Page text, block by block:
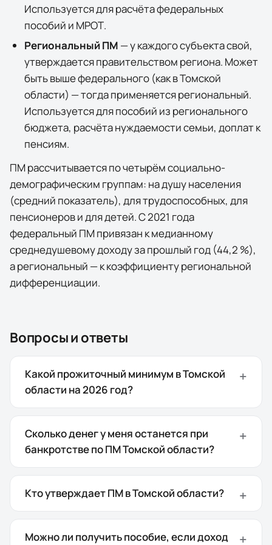
Используется для расчёта федеральных
пособий и МРОТ.
Региональный ПМ — у каждого субъекта свой,
утверждается правительством региона. Может
быть выше федерального (как вТомской
области) — тогда применяется региональный.
Используется для пособий из регионального
бюджета, расчёта нуждаемости семьи, доплат к
пенсиям.
ПМ рассчитывается по четырём социально-
демографическим группам: на душу населения
(средний показатель), для трудоспособных, для
пенсионеров и для детей. С 2021 года
федеральный ПМ привязан к медианному
среднедушевому доходу за прошлый год (44,2 %),
а региональный — к коэффициенту региональной
дифференциации.
Вопросы и ответы
Какой прожиточный минимум в Томской
области на 2026 год?
Сколько денег у меня останется при
банкротстве по ПМ Томской области?
Кто утверждает ПМ в Томской области?
Можно ли получить пособие, если доход